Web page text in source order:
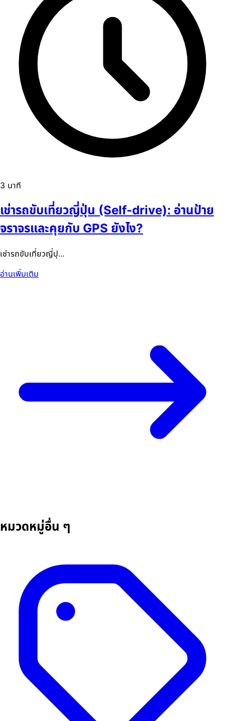
3 นาที
เช่ารถขับเที่ยวญี่ปุ่น (Self-drive): อ่านป้าย
จราจรและคุยกับ GPS ยังไง?
เช่ารถขับเที่ยวญี่ปุ...
อ่านเพิ่มเติม
หมวดหมู่อื่น ๆ